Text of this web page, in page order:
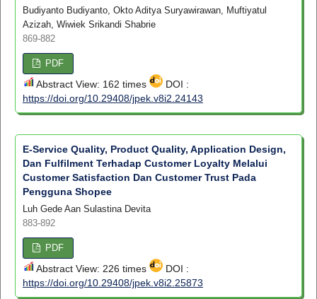
Budiyanto Budiyanto, Okto Aditya Suryawirawan, Muftiyatul
Azizah, Wiwiek Srikandi Shabrie
869-882
PDF
Abstract View: 162 times
DOI :
https://doi.org/10.29408/jpek.v8i2.24143
E-Service Quality, Product Quality, Application Design,
Dan Fulfilment Terhadap Customer Loyalty Melalui
Customer Satisfaction Dan Customer Trust Pada
Pengguna Shopee
Luh Gede Aan Sulastina Devita
883-892
PDF
Abstract View: 226 times
DOI :
https://doi.org/10.29408/jpek.v8i2.25873